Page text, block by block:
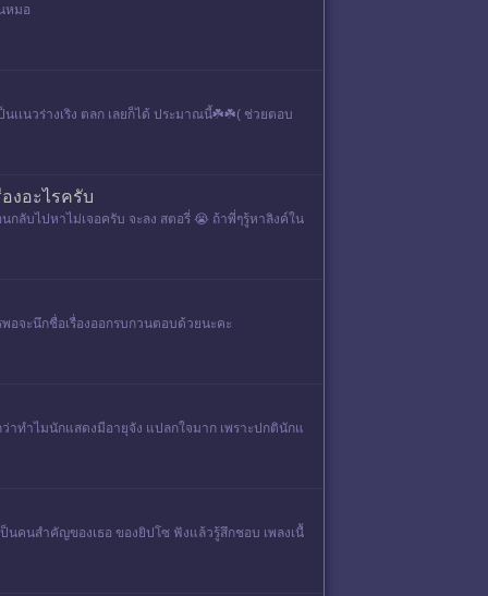
หมอ
นเเนวร่างเริง ตลก เลยก็ได้ ประมาณนี้☘️☘️( ช่วยตอบ
งอะไรครับ
กลับไปหาไม่เจอครับ จะลง สตอรี่ 😭 ถ้าพี่ๆรู้หาลิงค์ใน
พอจะนึกชื่อเรื่องออกรบกวนตอบด้วยนะคะ
าทำไมนักแสดงมีอายุจัง แปลกใจมาก เพราะปกตินักแ
นคนสำคัญของเธอ ของยิปโซ ฟังแล้วรู้สึกชอบ เพลงเนื้